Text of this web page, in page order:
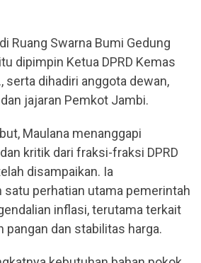
Ruang Swarna Bumi Gedung
itu dipimpin Ketua DPRD Kemas
serta dihadiri anggota dewan,
jajaran Pemkot Jambi.
Maulana menanggapi
kritik dari fraksi-fraksi DPRD
disampaikan. Ia
satu perhatian utama pemerintah
inflasi, terutama terkait
pangan dan stabilitas harga.